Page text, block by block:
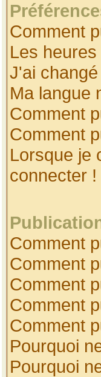
Comment
Les
J'ai
Ma langue
Comment
Comment
Lorsque je
connecter !
Comment
Comment
Comment
Comment
Comment
Pourquoi
Pourquoi